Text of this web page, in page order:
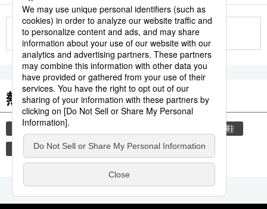
更多
熱門關鍵詞
教育 禮儀 脫鞋
運動 臺灣 時尚